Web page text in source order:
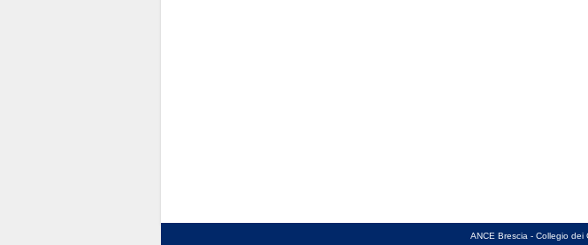
ANCE Brescia - Collegio dei